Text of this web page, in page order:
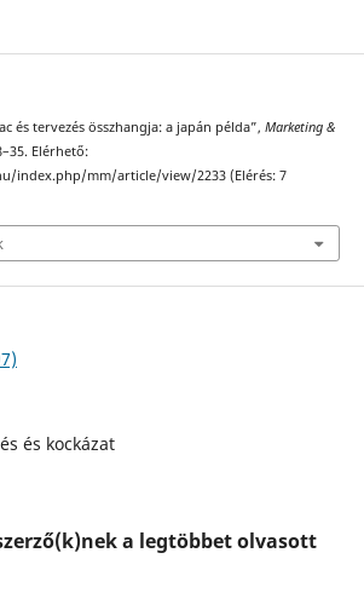
és tervezés összhangja: a japán példa”, Marketing &
Elérhető:
index.php/mm/article/view/2233 (Elérés: 7
és kockázat
a legtöbbet olvasott